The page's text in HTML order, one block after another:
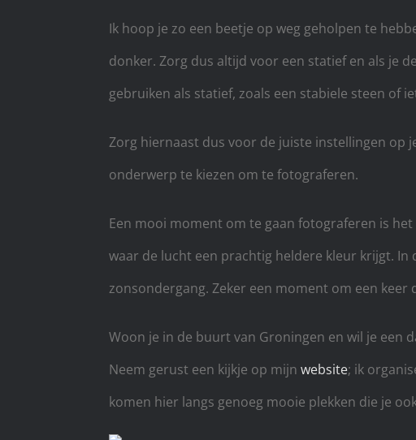
Ik hoop je zo een beetje op weg geholpen te
donker. Zorg dus altijd voor een statief en als je
gebruiken als statief, zoals een stabiele steen of
Zorg hiernaast dus voor de juiste instellingen op
onderwerp te kiezen om te fotograferen.
Een mooi moment om te gaan fotograferen is
waar de lucht een prachtig heldere kleur krijgt.
zonsondergang. Zeker een moment om een
Woon je in de buurt van Groningen en wil je een
Neem gerust een kijkje op mijnwebsite; ik
komen hier langs genoeg mooie plekken die je